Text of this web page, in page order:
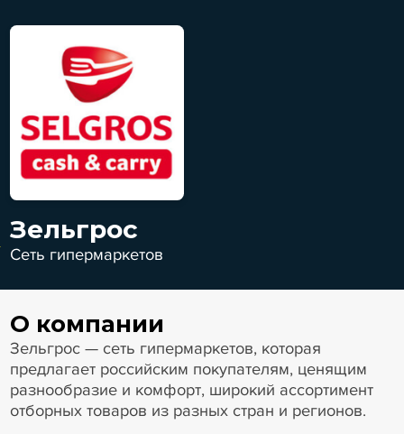
Зельгрос
Сеть гипермаркетов
О компании
Зельгрос — сеть гипермаркетов, которая
предлагает российским покупателям, ценящим
разнообразие и комфорт, широкий ассортимент
отборных товаров из разных стран и регионов.